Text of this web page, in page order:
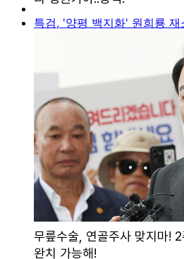
특검, '양평 백지화' 원희룡